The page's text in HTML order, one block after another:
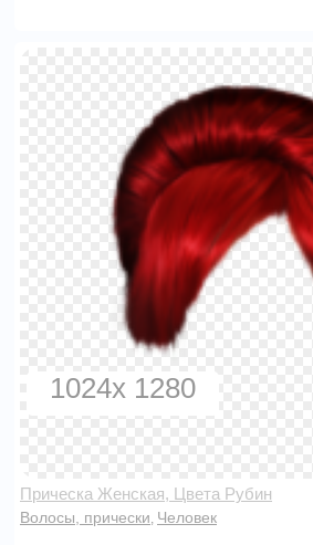
1024x 1280
Прическа Женская, Цвета Рубин
Волосы, прически Человек